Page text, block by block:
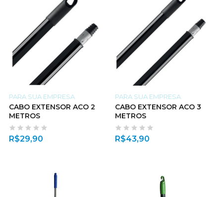
PARA SUA EMPRESA
CABO EXTENSOR ACO 2
METROS
R$29,90
PARA SUA EMPRESA
CABO EXTENSOR ACO 3
METROS
R$43,90